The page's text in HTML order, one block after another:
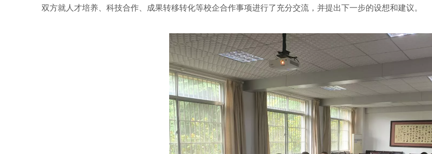
双方就人才培养、科技合作、成果转移转化等校企合作事项进行了充分交流，并提出下一步的设想和建议。